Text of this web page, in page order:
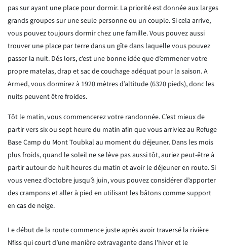
pas sur ayant une place pour dormir. La priorité est donnée aux larges
grands groupes sur une seule personne ou un couple. Si cela arrive,
vous pouvez toujours dormir chez une famille. Vous pouvez aussi
trouver une place par terre dans un gîte dans laquelle vous pouvez
passer la nuit. Dés lors, c’est une bonne idée que d’emmener votre
propre matelas, drap et sac de couchage adéquat pour la saison. A
Armed, vous dormirez à 1920 mètres d’altitude (6320 pieds), donc les
nuits peuvent être froides.
Tôt le matin, vous commencerez votre randonnée. C’est mieux de
partir vers six ou sept heure du matin afin que vous arriviez au Refuge
Base Camp du Mont Toubkal au moment du déjeuner. Dans les mois
plus froids, quand le soleil ne se lève pas aussi tôt, auriez peut-être à
partir autour de huit heures du matin et avoir le déjeuner en route. Si
vous venez d’octobre jusqu’à juin, vous pouvez considérer d’apporter
des crampons et aller à pied en utilisant les bâtons comme support
en cas de neige.
Le début de la route commence juste après avoir traversé la rivière
Nfiss qui court d’une manière extravagante dans l’hiver et le